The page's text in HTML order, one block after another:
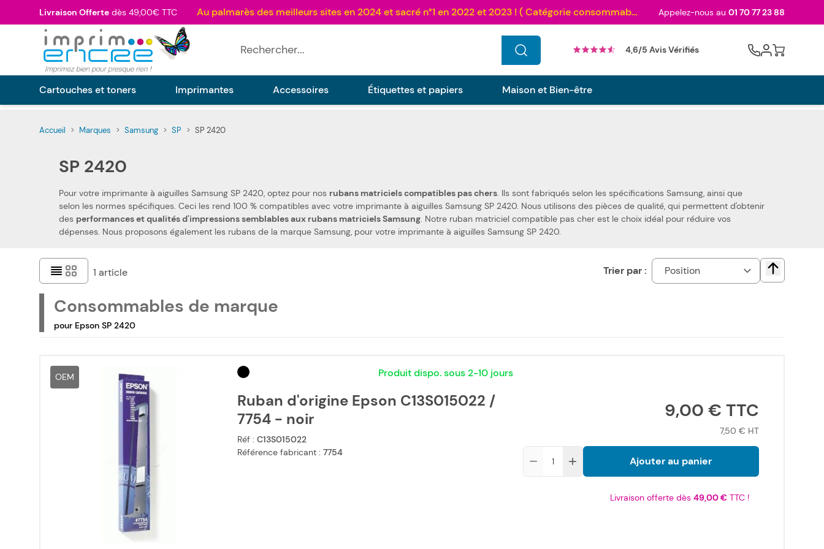
Livraison Offerte dès 49,00€ TTC Au palmarès des meilleurs sites en 2024 et sacré n°1 en 2022 et 2023 ! ( Catégorie consommables) Appelez-nous au 01 70 77 23 88
4,6/5 Avis Vérifiés Cart
Cartouches et toners Imprimantes Accessoires Étiquettes et papiers Maison et Bien-être
Accueil > Marques > Samsung > SP > SP 2420
SP 2420
Pour votre imprimante à aiguilles Samsung SP 2420, optez pour nos rubans matriciels compatibles pas chers. Ils sont fabriqués selon les spécifications Samsung, ainsi que
selon les normes spécifiques. Ceci les rend 100 % compatibles avec votre imprimante à aiguilles Samsung SP 2420. Nous utilisons des pièces de qualité, qui permettent d'obtenir
des performances et qualités d'impressions semblables aux rubans matriciels Samsung. Notre ruban matriciel compatible pas cher est le choix idéal pour réduire vos
dépenses. Nous proposons également les rubans de la marque Samsung, pour votre imprimante à aiguilles Samsung SP 2420.
1 article Trier par : Change
Consommables de marque
pour Epson SP 2420
OEM Produit dispo. sous 2-10 jours
Ruban d'origine Epson C13S015022 /
7754 - noir
Réf : C13S015022
Référence fabricant : 7754
9,00 €
7,50 €
Ajouter au panier
Livraison offerte dès 49,00 €TTC !